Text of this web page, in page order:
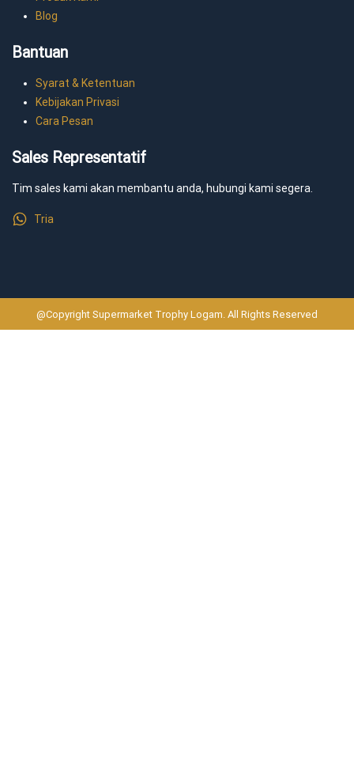
Blog
Bantuan
Syarat & Ketentuan
Kebijakan Privasi
Cara Pesan
Sales Representatif
Tim sales kami akan membantu anda, hubungi kami segera.
Tria
@Copyright Supermarket Trophy Logam. All Rights Reserved